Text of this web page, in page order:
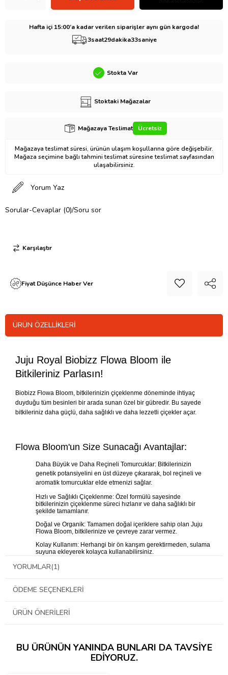
Hafta içi 15:00’a kadar verilen siparişler aynı gün kargoda!
3saat29dakika32saniye
Stokta Var
Stoktaki Mağazalar
Mağazaya Teslimat Ücretsiz
Mağazaya teslimat süresi, ürünün ulaşım koşullarına göre değişebilir.
Mağaza seçimine bağlı tahmini teslimat süresine teslimat sayfasından
ulaşabilirsiniz.
Yorum Yaz
Sorular-Cevaplar (0)/Soru sor
Karşılaştır
Fiyat Düşünce Haber Ver
ÜRÜN ÖZELLIKLERI
Juju Royal Biobizz Flowa Bloom ile
Bitkileriniz Parlasın!
Biobizz Flowa Bloom, bitkilerinizin çiçeklenme döneminde ihtiyaç
duyduğu tüm besinleri bir arada sunan özel bir gübredir. Bu sayede
bitkileriniz daha güçlü, daha sağlıklı ve daha lezzetli çiçekler açar.
Flowa Bloom'un Size Sunacağı Avantajlar:
Daha Büyük ve Daha Reçineli Tomurcuklar: Bitkilerinizin
genetik potansiyelini en üst düzeye çıkararak, bol reçineli ve
aromatik tomurcuklar elde etmenizi sağlar.
Hızlı ve Sağlıklı Çiçeklenme: Özel formülü sayesinde
bitkilerinizin çiçeklenme süreci hızlanır ve daha sağlıklı bir
şekilde tamamlanır.
Doğal ve Organik: Tamamen doğal içeriklere sahip olan Juju
Flowa Bloom, bitkilerinize ve çevreye zarar vermez.
Kolay Kullanım: Herhangi bir ön karışım gerektirmeden, sulama
suyuna ekleyerek kolayca kullanabilirsiniz.
Neden Flowa Bloom Seçmelisiniz?
bilinen organik gübre markalarından biridir.
Her Türlü Bitki İçin Uygun: Sebzelerden çiçeklere kadar birçok
bitki türünde kullanılabilir.
YORUMLAR(1)
ÖDEME SEÇENEKLERI
ÜRÜN ÖNERILERI
BU ÜRÜNÜN YANINDA BUNLARI DA TAVSIYE
EDIYORUZ.